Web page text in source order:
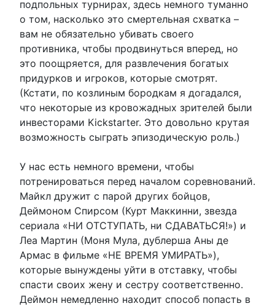
подпольных турнирах, здесь немного туманно
о том, насколько это смертельная схватка –
вам не обязательно убивать своего
противника, чтобы продвинуться вперед, но
это поощряется, для развлечения богатых
придурков и игроков, которые смотрят.
(Кстати, по козлиным бородкам я догадался,
что некоторые из кровожадных зрителей были
инвесторами Kickstarter. Это довольно крутая
возможность сыграть эпизодическую роль.)
У нас есть немного времени, чтобы
потренироваться перед началом соревнований.
Майкл дружит с парой других бойцов,
Деймоном Спирсом (Курт Маккинни, звезда
сериала «НИ ОТСТУПАТЬ, ни СДАВАТЬСЯ!») и
Леа Мартин (Моня Мула, дублерша Аны де
Армас в фильме «НЕ ВРЕМЯ УМИРАТЬ»),
которые вынуждены уйти в отставку, чтобы
спасти своих жену и сестру соответственно.
Деймон немедленно находит способ попасть в